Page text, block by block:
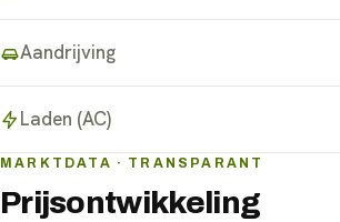
Aandrijving
Laden (AC)
MARKTDATA · TRANSPARANT
Prijsontwikkeling